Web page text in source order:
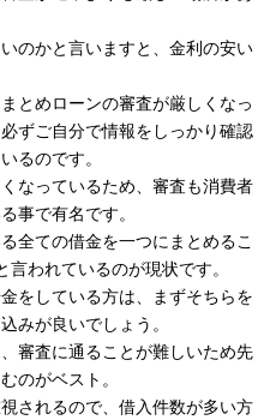
のかと言いますと、金利の安い
とめローンの審査が厳しくなっ
ずご自分で情報をしっかり確認
るのです。
なっているため、審査も消費者
事で有名です。
全ての借金を一つにまとめるこ
われているのが現状です。
をしている方は、まずそちらを
みが良いでしょう。
審査に通ることが難しいため先
のがベスト。
されるので、借入件数が多い方